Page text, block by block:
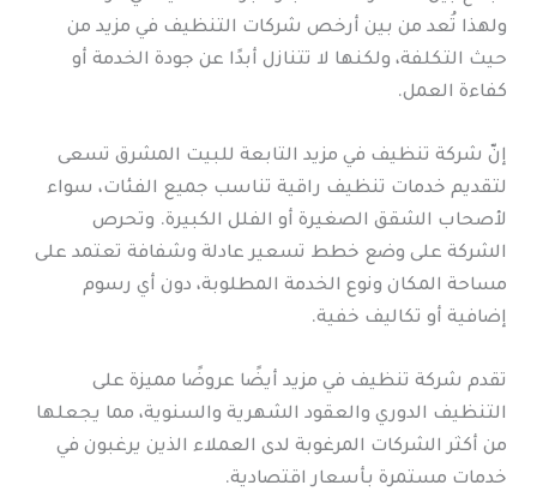
ولهذا تُعد من بين أرخص شركات التنظيف في مزيد من
حيث التكلفة، ولكنها لا تتنازل أبدًا عن جودة الخدمة أو
كفاءة العمل.
إنّ شركة تنظيف في مزيد التابعة للبيت المشرق تسعى
لتقديم خدمات تنظيف راقية تناسب جميع الفئات، سواء
لأصحاب الشقق الصغيرة أو الفلل الكبيرة. وتحرص
الشركة على وضع خطط تسعير عادلة وشفافة تعتمد على
مساحة المكان ونوع الخدمة المطلوبة، دون أي رسوم
إضافية أو تكاليف خفية.
تقدم شركة تنظيف في مزيد أيضًا عروضًا مميزة على
التنظيف الدوري والعقود الشهرية والسنوية، مما يجعلها
من أكثر الشركات المرغوبة لدى العملاء الذين يرغبون في
خدمات مستمرة بأسعار اقتصادية.